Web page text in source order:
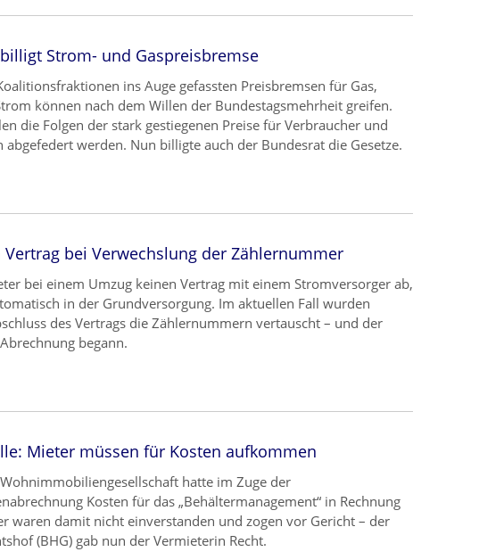
Strom- und Gaspreisbremse
ins Auge gefassten Preisbremsen für Gas,
können nach dem Willen der Bundestagsmehrheit greifen.
die Folgen der stark gestiegenen Preise für Verbraucher und
abgefedert werden. Nun billigte auch der Bundesrat die Gesetze.
Vertrag bei Verwechslung der Zählernummer
bei einem Umzug keinen Vertrag mit einem Stromversorger ab,
in der Grundversorgung. Im aktuellen Fall wurden
des Vertrags die Zählernummern vertauscht – und der
begann.
Mieter müssen für Kosten aufkommen
hatte im Zuge der
Kosten für das „Behältermanagement“ in Rechnung
waren damit nicht einverstanden und zogen vor Gericht – der
(BHG) gab nun der Vermieterin Recht.